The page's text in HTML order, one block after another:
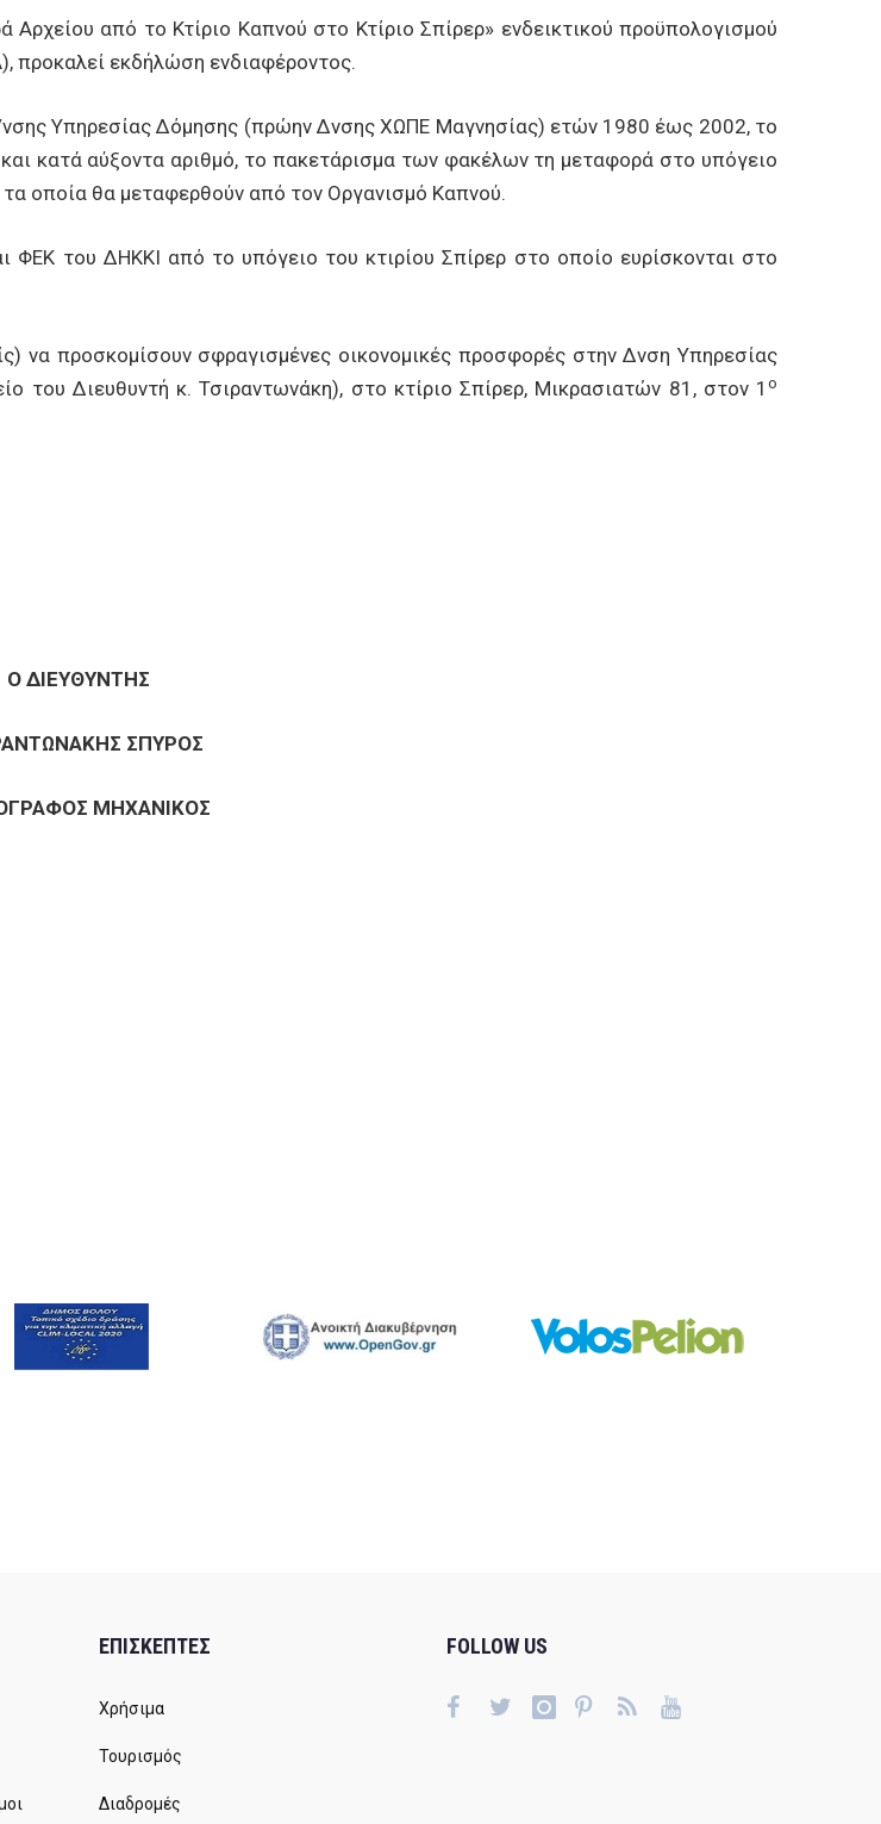
από το Κτίριο Καπνού στο Κτίριο Σπίρερ» ενδεικτικού προϋπολογισμού
προκαλεί εκδήλώση ενδιαφέροντος.
Υπηρεσίας Δόμησης (πρώην Δνσης ΧΩΠΕ Μαγνησίας) ετών 1980 έως 2002, το
κατά αύξοντα αριθμό, το πακετάρισμα των φακέλων τη μεταφορά στο υπόγειο
τα οποία θα μεταφερθούν από τον Οργανισμό Καπνού.
ΔΗΚΚΙ από το υπόγειο του κτιρίου Σπίρερ στο οποίο ευρίσκονται στο
προσκομίσουν σφραγισμένες οικονομικές προσφορές στην Δνση Υπηρεσίας
Διευθυντή κ. Τσιραντωνάκη), στο κτίριο Σπίρερ, Μικρασιατών 81, στον 1 ο
Ο ΔΙΕΥΘΥΝΤΗΣ
ΣΠΥΡΟΣ
ΜΗΧΑΝΙΚΟΣ
ΕΠΙΣΚΕΠΤΕΣ
Χρήσιμα
Τουρισμός
Διαδρομές
FOLLOW US